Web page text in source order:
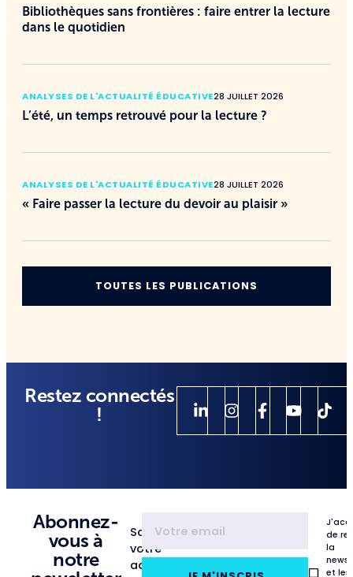
Bibliothèques sans frontières : faire entrer la lecture
dans le quotidien
ANALYSES DE L'ACTUALITÉ ÉDUCATIVE28 JUILLET 2026
L’été, un temps retrouvé pour la lecture ?
ANALYSES DE L'ACTUALITÉ ÉDUCATIVE28 JUILLET 2026
« Faire passer la lecture du devoir au plaisir »
TOUTES LES PUBLICATIONS
Restez connectés
!
Abonnez-
vous à
notre
Saisissez
votre
adresse
de
la
et les